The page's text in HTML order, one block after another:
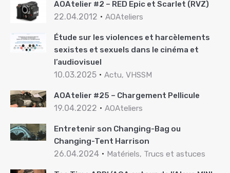
AOAtelier #2 – RED Epic et Scarlet (RVZ)
22.04.2012 AOAteliers
Étude sur les violences et harcèlements
sexistes et sexuels dans le cinéma et
l’audiovisuel
10.03.2025 Actu, VHSSM
AOAtelier #25 – Chargement Pellicule
19.04.2022 AOAteliers
Entretenir son Changing-Bag ou
Changing-Tent Harrison
26.04.2024 Matériels, Trucs et astuces